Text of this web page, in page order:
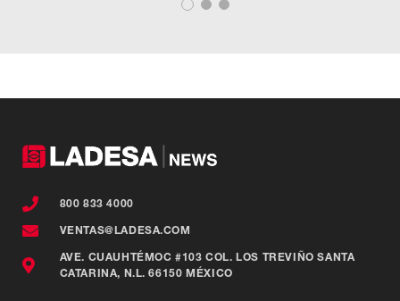
800 833 4000
VENTAS@LADESA.COM
AVE. CUAUHTÉMOC #103 COL. LOS TREVIÑO SANTA
CATARINA, N.L. 66150 MÉXICO